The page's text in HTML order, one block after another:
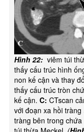
Hình 22: viêm túi
thấy cấu trúc hình
non kế cận và thay
thấy cấu trúc tròn
kế cận. C: CTscan
với đoạn xa hồi tràng
tràng bên trong